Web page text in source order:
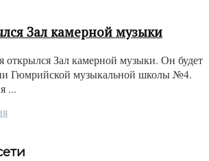
Зал камерной музыки
Зал камерной музыки. Он будет
Гюмрийской музыкальной школы №4.
...